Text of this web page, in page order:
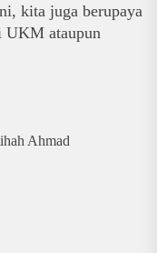
kita juga berupaya
UKM ataupun
Ahmad